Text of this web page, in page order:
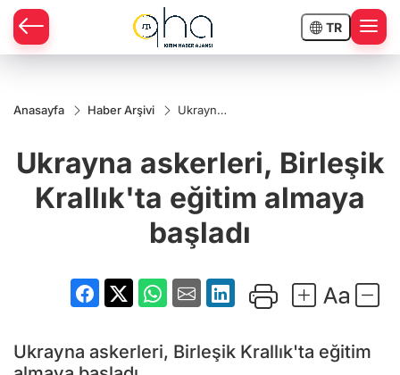
TR
Anasayfa Haber Arşivi
Ukrayna
Krallık'ta
eğitim
başladı
Ukrayna askerleri, Birleşik
Krallık'ta eğitim almaya
başladı
Ukrayna askerleri, Birleşik Krallık'ta eğitim